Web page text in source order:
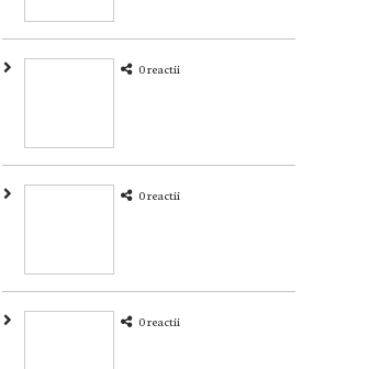
0 reactii
0 reactii
0 reactii